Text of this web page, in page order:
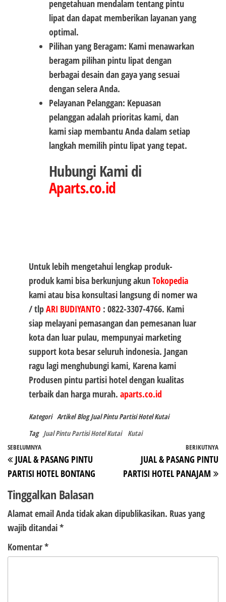
pengetahuan mendalam tentang pintu
lipat dan dapat memberikan layanan yang
optimal.
Pilihan yang Beragam: Kami menawarkan
beragam pilihan pintu lipat dengan
berbagai desain dan gaya yang sesuai
dengan selera Anda.
Pelayanan Pelanggan: Kepuasan
pelanggan adalah prioritas kami, dan
kami siap membantu Anda dalam setiap
langkah memilih pintu lipat yang tepat.
Hubungi Kami di
Aparts.co.id
Untuk lebih mengetahui lengkap produk-
produk kami bisa berkunjung akunTokopedia
kami atau bisa konsultasi langsung di nomer wa
/ tlpARI BUDIYANTO : 0822-3307-4766. Kami
siap melayani pemasangan dan pemesanan luar
kota dan luar pulau, mempunyai marketing
support kota besar seluruh indonesia. Jangan
ragu lagi menghubungi kami, Karena kami
Produsen pintu partisi hoteldengan kualitas
terbaik dan harga murah. aparts.co.id
Kategori Artikel Blog Jual Pintu Partisi Hotel Kutai
Tag Jual Pintu Partisi Hotel Kutai Kutai
Navigasi
pos
Pos
Sebelumnya
SEBELUMNYA
JUAL & PASANG PINTU
PARTISI HOTEL BONTANG
BERIKUTNYA
JUAL & PASANG PINTU
PARTISI HOTEL PANAJAM
Tinggalkan Balasan
Alamat email Anda tidak akan dipublikasikan. Ruas yang
wajib ditandai*
Komentar*